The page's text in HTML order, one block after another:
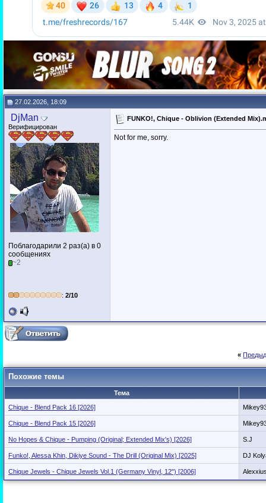
27.02.2026, 18:09
DjMan
Верифицирован
Поблагодарили 2 раз(а) в 0
сообщениях
~2
: 2/10
FUNKO!, Chique - Oblivion (Extended
Not for me, sorry.
«
Похожие темы
Тема
Chique - Blend Pack 16 [2026]
Chique - Blend Pack 15 [2026]
No Hopes & Chique - Pumping (Original; Extended Mix's) [2026] S.J
Funko!, Alessa Khin, Dikiye Sound - The Drill (Original Mix) [2025] DJ
Chique Jewels - Chique Jewels Vol.1 (Germany Vinyl, 12") [2006]